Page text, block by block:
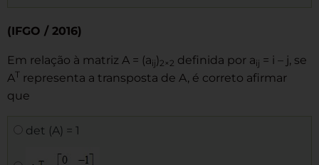
(IFGO / 2016)
Em relação à matriz A = (aij)2×2 definida por aij = i – j, se
A T representa a transposta de A, é correto afirmar
que
det (A) = 1